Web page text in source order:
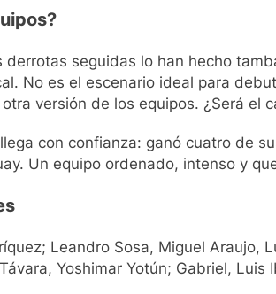
derrotas seguidas lo han hecho
No es el escenario ideal para
versión de los equipos. ¿Será el
con confianza: ganó cuatro de
Un equipo ordenado, intenso y
Leandro Sosa, Miguel Araujo,
Yoshimar Yotún; Gabriel, Luis